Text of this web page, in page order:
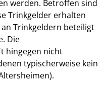
werden. Betroffen sind
Trinkgelder erhalten
Trinkgeldern beteiligt
Die
hingegen nicht
typischerweise kein